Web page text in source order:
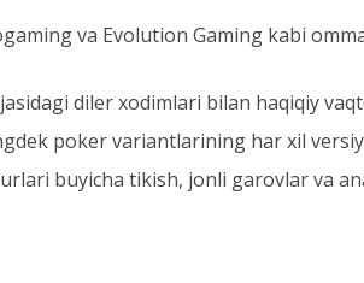
va Evolution Gaming kabi
diler xodimlari bilan haqiqiy
poker variantlarining har xil
buyicha tikish, jonli garovlar va